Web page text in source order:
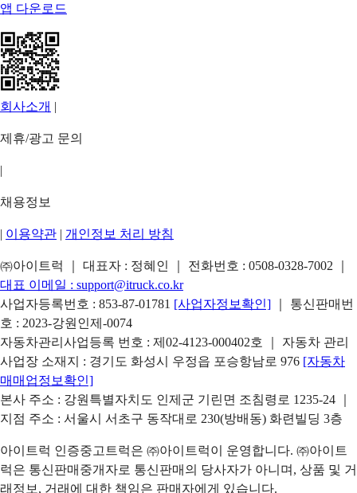
앱 다운로드
회사소개 |
제휴/광고 문의
|
채용정보
| 이용약관 | 개인정보 처리 방침
㈜아이트럭 ｜ 대표자 : 정혜인 ｜ 전화번호 : 0508-0328-7002
대표 이메일 : support@itruck.co.kr
사업자등록번호 : 853-87-01781 [사업자정보확인]
｜ 통신판매번
호 : 2023-강원인제-0074
자동차관리사업등록 번호 : 제02-4123-000402호 ｜ 자동차 관리
사업장 소재지 : 경기도 화성시 우정읍 포승항남로 976 [자동차
매매업정보확인]
본사 주소 : 강원특별자치도 인제군 기린면 조침령로 1235-24 ｜
지점 주소 : 서울시 서초구 동작대로 230(방배동) 화련빌딩 3층
아이트럭 인증중고트럭은 ㈜아이트럭이 운영합니다. ㈜아이트
럭은 통신판매중개자로 통신판매의 당사자가 아니며, 상품 및 거
래정보, 거래에 대한 책임은 판매자에게 있습니다.